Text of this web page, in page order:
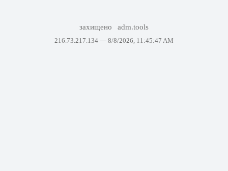
захищено adm.tools
216.73.217.134 — 8/8/2026, 11:45:47 AM